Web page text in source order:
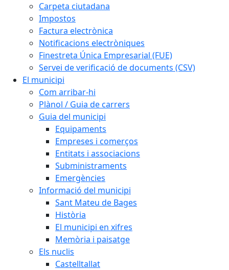
Carpeta ciutadana
Impostos
Factura electrònica
Notificacions electròniques
Finestreta Única Empresarial (FUE)
Servei de verificació de documents (CSV)
El municipi
Com arribar-hi
Plànol / Guia de carrers
Guia del municipi
Equipaments
Empreses i comerços
Entitats i associacions
Subministraments
Emergències
Informació del municipi
Sant Mateu de Bages
Història
El municipi en xifres
Memòria i paisatge
Els nuclis
Castelltallat